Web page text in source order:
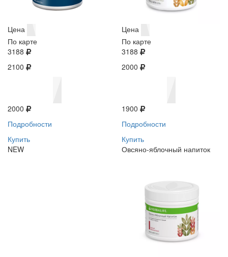
Цена
По карте
3188
2100
2000
Подробности
Купить
NEW
Цена
По карте
3188
2000
1900
Подробности
Купить
Овсяно-яблочный напиток